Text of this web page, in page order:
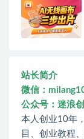
站长简介
微信：
公众号：迷浪
本人创业10年
目、创业教程